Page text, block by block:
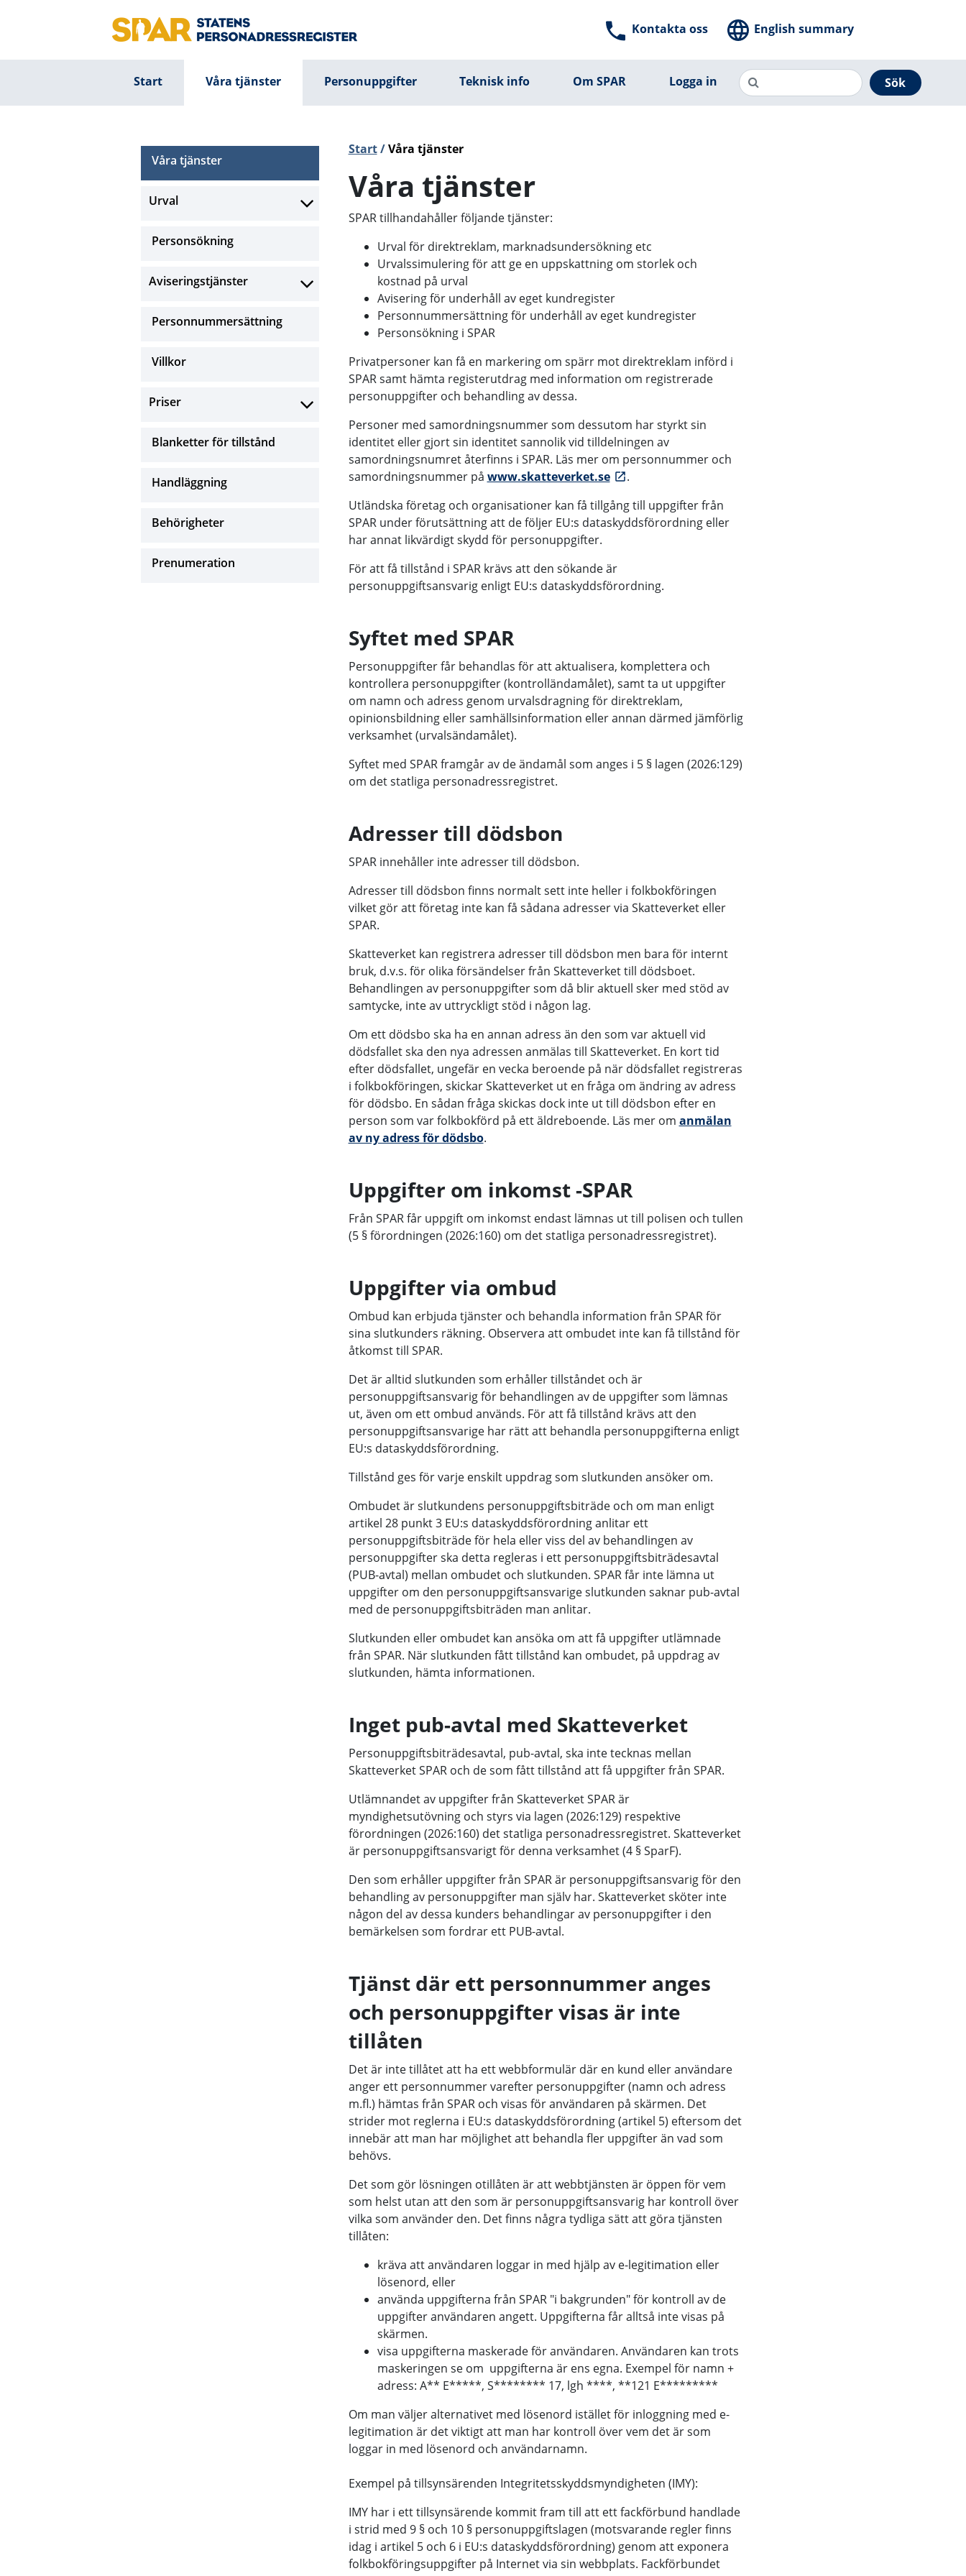
Kontakta oss English summary
Start Våra tjänster Personuppgifter Teknisk info Om SPAR Logga in Sök
Våra tjänster
Urval
Personsökning
Aviseringstjänster
Personnummersättning
Villkor
Priser
Blanketter för tillstånd
Handläggning
Behörigheter
Prenumeration
Start / Våra tjänster
Våra tjänster
SPAR tillhandahåller följande tjänster:
Urval för direktreklam, marknadsundersökning etc
Urvalssimulering för att ge en uppskattning om storlek och
kostnad på urval
Avisering för underhåll av eget kundregister
Personnummersättning för underhåll av eget kundregister
Personsökning i SPAR
Privatpersoner kan få en markering om spärr mot direktreklam införd i
SPAR samt hämta registerutdrag med information om registrerade
personuppgifter och behandling av dessa.
Personer med samordningsnummer som dessutom har styrkt sin
identitet eller gjort sin identitet sannolik vid tilldelningen av
samordningsnumret återfinns i SPAR. Läs mer om personnummer och
samordningsnummer på www.skatteverket.se
.
Utländska företag och organisationer kan få tillgång till uppgifter från
SPAR under förutsättning att de följer EU:s dataskyddsförordning eller
har annat likvärdigt skydd för personuppgifter.
För att få tillstånd i SPAR krävs att den sökande är
personuppgiftsansvarig enligt EU:s dataskyddsförordning.
Syftet med SPAR
Personuppgifter får behandlas för att aktualisera, komplettera och
kontrollera personuppgifter (kontrolländamålet), samt ta ut uppgifter
om namn och adress genom urvalsdragning för direktreklam,
opinionsbildning eller samhällsinformation eller annan därmed jämförlig
verksamhet (urvalsändamålet).
Syftet med SPAR framgår av de ändamål som anges i 5 § lagen (2026:129)
om det statliga personadressregistret.
Adresser till dödsbon
SPAR innehåller inte adresser till dödsbon.
Adresser till dödsbon finns normalt sett inte heller i folkbokföringen
vilket gör att företag inte kan få sådana adresser via Skatteverket eller
SPAR.
Skatteverket kan registrera adresser till dödsbon men bara för internt
bruk, d.v.s. för olika försändelser från Skatteverket till dödsboet.
Behandlingen av personuppgifter som då blir aktuell sker med stöd av
samtycke, inte av uttryckligt stöd i någon lag.
Om ett dödsbo ska ha en annan adress än den som var aktuell vid
dödsfallet ska den nya adressen anmälas till Skatteverket. En kort tid
efter dödsfallet, ungefär en vecka beroende på när dödsfallet registreras
i folkbokföringen, skickar Skatteverket ut en fråga om ändring av adress
för dödsbo. En sådan fråga skickas dock inte ut till dödsbon efter en
person som var folkbokförd på ett äldreboende. Läs mer om anmälan
av ny adress för dödsbo.
Uppgifter om inkomst -SPAR
Från SPAR får uppgift om inkomst endast lämnas ut till polisen och tullen
(5 § förordningen (2026:160) om det statliga personadressregistret).
Uppgifter via ombud
Ombud kan erbjuda tjänster och behandla information från SPAR för
sina slutkunders räkning. Observera att ombudet inte kan få tillstånd för
åtkomst till SPAR.
Det är alltid slutkunden som erhåller tillståndet och är
personuppgiftsansvarig för behandlingen av de uppgifter som lämnas
ut, även om ett ombud används. För att få tillstånd krävs att den
personuppgiftsansvarige har rätt att behandla personuppgifterna enligt
EU:s dataskyddsförordning.
Tillstånd ges för varje enskilt uppdrag som slutkunden ansöker om.
Ombudet är slutkundens personuppgiftsbiträde och om man enligt
artikel 28 punkt 3 EU:s dataskyddsförordning anlitar ett
personuppgiftsbiträde för hela eller viss del av behandlingen av
personuppgifter ska detta regleras i ett personuppgiftsbiträdesavtal
(PUB-avtal) mellan ombudet och slutkunden. SPAR får inte lämna ut
uppgifter om den personuppgiftsansvarige slutkunden saknar pub-avtal
med de personuppgiftsbiträden man anlitar.
Slutkunden eller ombudet kan ansöka om att få uppgifter utlämnade
från SPAR. När slutkunden fått tillstånd kan ombudet, på uppdrag av
slutkunden, hämta informationen.
Inget pub-avtal med Skatteverket
Personuppgiftsbiträdesavtal, pub-avtal, ska inte tecknas mellan
Skatteverket SPAR och de som fått tillstånd att få uppgifter från SPAR.
Utlämnandet av uppgifter från Skatteverket SPAR är
myndighetsutövning och styrs via lagen (2026:129) respektive
förordningen (2026:160) det statliga personadressregistret. Skatteverket
är personuppgiftsansvarigt för denna verksamhet (4 § SparF).
Den som erhåller uppgifter från SPAR är personuppgiftsansvarig för den
behandling av personuppgifter man själv har. Skatteverket sköter inte
någon del av dessa kunders behandlingar av personuppgifter i den
bemärkelsen som fordrar ett PUB-avtal.
Tjänst där ett personnummer anges
och personuppgifter visas är inte
tillåten
Det är inte tillåtet att ha ett webbformulär där en kund eller användare
anger ett personnummer varefter personuppgifter (namn och adress
m.fl.) hämtas från SPAR och visas för användaren på skärmen. Det
strider mot reglerna i EU:s dataskyddsförordning (artikel 5) eftersom det
innebär att man har möjlighet att behandla fler uppgifter än vad som
behövs.
Det som gör lösningen otillåten är att webbtjänsten är öppen för vem
som helst utan att den som är personuppgiftsansvarig har kontroll över
vilka som använder den. Det finns några tydliga sätt att göra tjänsten
tillåten:
kräva att användaren loggar in med hjälp av e-legitimation eller
lösenord, eller
använda uppgifterna från SPAR "i bakgrunden" för kontroll av de
uppgifter användaren angett. Uppgifterna får alltså inte visas på
skärmen.
visa uppgifterna maskerade för användaren. Användaren kan trots
maskeringen se om uppgifterna är ens egna. Exempel för namn +
adress: A** E*****, S******** 17, lgh ****, **121 E*********
Om man väljer alternativet med lösenord istället för inloggning med e-
legitimation är det viktigt att man har kontroll över vem det är som
loggar in med lösenord och användarnamn.
Exempel på tillsynsärenden Integritetsskyddsmyndigheten (IMY):
IMY har i ett tillsynsärende kommit fram till att ett fackförbund handlade
i strid med 9 § och 10 § personuppgiftslagen (motsvarande regler finns
idag i artikel 5 och 6 i EU:s dataskyddsförordning) genom att exponera
folkbokföringsuppgifter på Internet via sin webbplats. Fackförbundet